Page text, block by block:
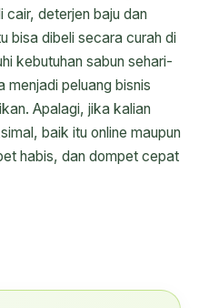
deterjen baju dan
bisa dibeli secara curah di
kebutuhan sabun sehari-
menjadi peluang bisnis
Apalagi, jika kalian
baik itu online maupun
habis, dan dompet cepat